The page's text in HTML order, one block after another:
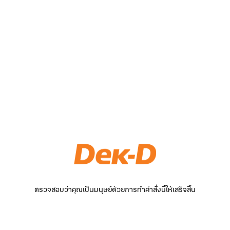
ตรวจสอบว่าคุณเป็นมนุษย์ด้วยการทำคำสั่งนี้ให้เสร็จสิ้น